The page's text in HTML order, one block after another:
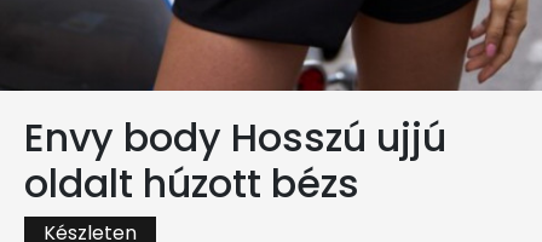
Envy body Hosszú ujjú
oldalt húzott bézs
Készleten